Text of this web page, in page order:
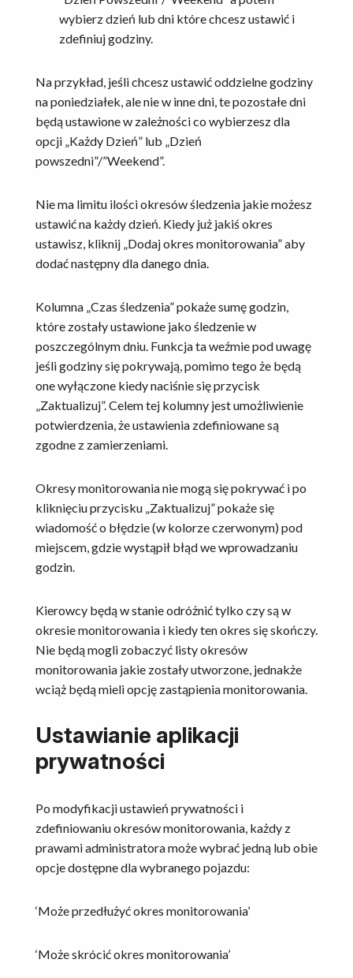
wybierz dzień lub dni które chcesz ustawić i
zdefiniuj godziny.
Na przykład, jeśli chcesz ustawić oddzielne godziny
na poniedziałek, ale nie w inne dni, te pozostałe dni
będą ustawione w zależności co wybierzesz dla
opcji „Każdy Dzień” lub „Dzień
powszedni”/”Weekend”.
Nie ma limitu ilości okresów śledzenia jakie możesz
ustawić na każdy dzień. Kiedy już jakiś okres
ustawisz, kliknij „Dodaj okres monitorowania” aby
dodać następny dla danego dnia.
Kolumna „Czas śledzenia” pokaże sumę godzin,
które zostały ustawione jako śledzenie w
poszczególnym dniu. Funkcja ta weźmie pod uwagę
jeśli godziny się pokrywają, pomimo tego że będą
one wyłączone kiedy naciśnie się przycisk
„Zaktualizuj”. Celem tej kolumny jest umożliwienie
potwierdzenia, że ustawienia zdefiniowane są
zgodne z zamierzeniami.
Okresy monitorowania nie mogą się pokrywać i po
kliknięciu przycisku „Zaktualizuj” pokaże się
wiadomość o błędzie (w kolorze czerwonym) pod
miejscem, gdzie wystąpił błąd we wprowadzaniu
godzin.
Kierowcy będą w stanie odróżnić tylko czy są w
okresie monitorowania i kiedy ten okres się skończy.
Nie będą mogli zobaczyć listy okresów
monitorowania jakie zostały utworzone, jednakże
wciąż będą mieli opcję zastąpienia monitorowania.
Ustawianie aplikacji
prywatności
Po modyfikacji ustawień prywatności i
zdefiniowaniu okresów monitorowania, każdy z
prawami administratora może wybrać jedną lub obie
opcje dostępne dla wybranego pojazdu:
‘Może przedłużyć okres monitorowania’
‘Może skrócić okres monitorowania’